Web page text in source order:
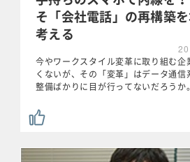
そ「会社電話」の再構築
考える
今やワークスタイル変革に取り組む企
くないが、その「変革」はデータ通信
整備ばかりに目が行ってないだろう